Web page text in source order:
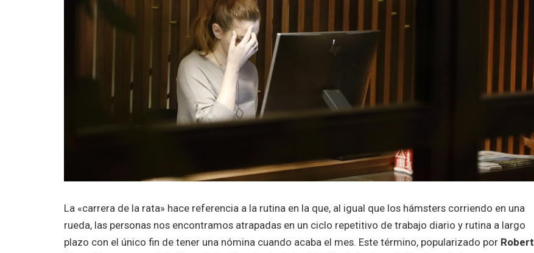
La «carrera de la rata» hace referencia a la rutina en la que, al igual que los hámsters corriendo en una
rueda, las personas nos encontramos atrapadas en un ciclo repetitivo de trabajo diario y rutina a largo
plazo con el único fin de tener una nómina cuando acaba el mes. Este término, popularizado por Robert